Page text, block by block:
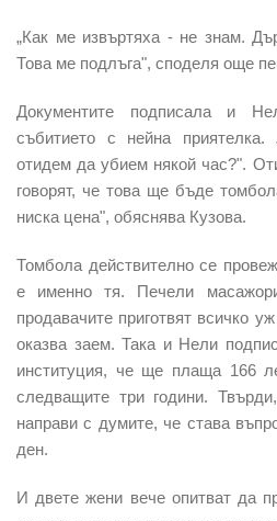
„Как ме извъртяха - не знам.
Това ме подлъга", споделя още
Документите подписала и
събитието с нейна
отидем да убием някой час?".
говорят, че това ще бъде
ниска цена", обяснява Кузова.
Томбола действително се
е именно тя. Печели
продавачите приготвят всичко
оказва заем. Така и Нели
институция, че ще плаща 166
следващите три години.
направи с думите, че става
ден.
И двете жени вече опитват да